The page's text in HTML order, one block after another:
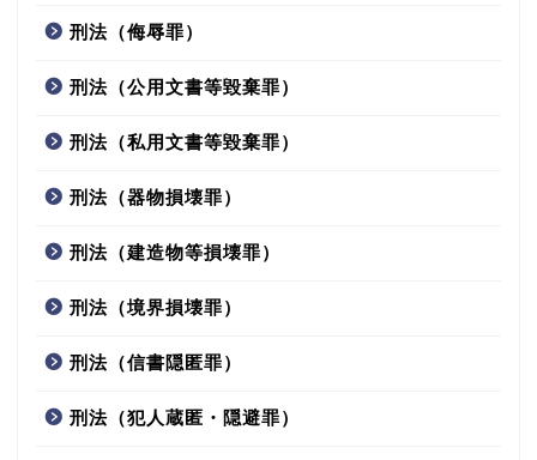
刑法（侮辱罪）
刑法（公用文書等毀棄罪）
刑法（私用文書等毀棄罪）
刑法（器物損壊罪）
刑法（建造物等損壊罪）
刑法（境界損壊罪）
刑法（信書隠匿罪）
刑法（犯人蔵匿・隠避罪）